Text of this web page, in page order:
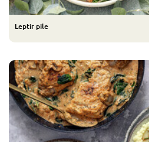
Leptir pile